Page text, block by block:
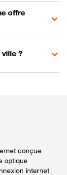
offre
?
conçue
optique
internet